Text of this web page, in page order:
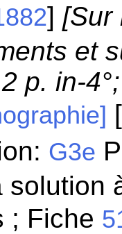
] [Sur
et
p. in-
G3e
solution
; Fiche